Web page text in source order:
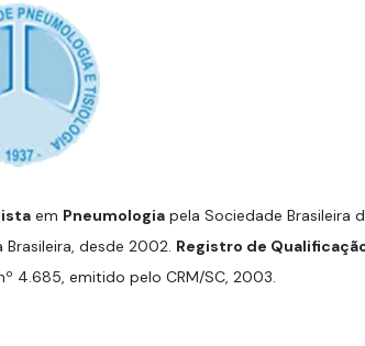
em Pneumologia pela Sociedade Brasileira
desde 2002. Registro de
4.685, emitido pelo CRM/SC, 2003.